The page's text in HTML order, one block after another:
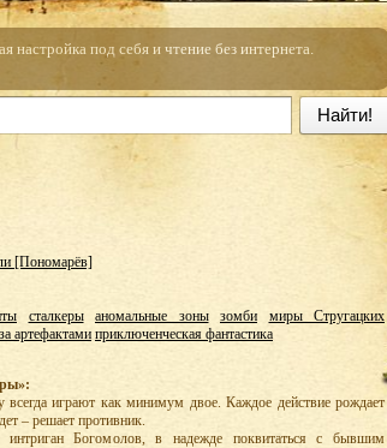
под себя и чтение без интернета.
Найти!
[Пономарёв]
сталкеры аномальные зоны зомби
миры Стругацких
артефактами приключенческая фантастика
играют как минимум двое. Каждое действие рождает
– решает противник.
Богомолов, в надежде поквитаться с бывшим